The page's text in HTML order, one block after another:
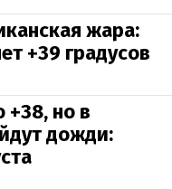
жара:
+39 градусов
+38, но в
дожди: